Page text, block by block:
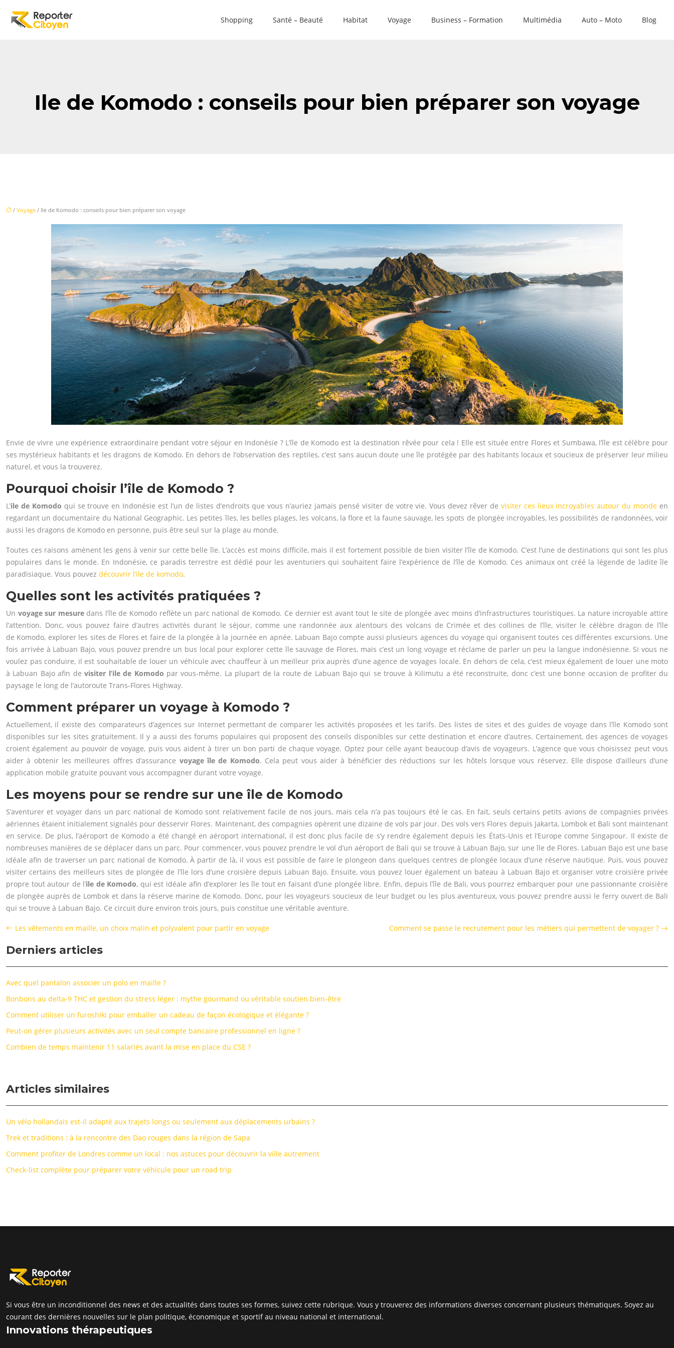
Shopping Santé – Beauté Habitat Voyage Business – Formation Multimédia Auto – Moto Blog
Ile de Komodo : conseils pour bien préparer son voyage
/ Voyage / Ile de Komodo : conseils pour bien préparer son voyage
Envie de vivre une expérience extraordinaire pendant votre séjour en Indonésie ? L’île de Komodo est la destination rêvée pour cela ! Elle est située entre Flores et Sumbawa, l’île est célèbre pour
ses mystérieux habitants et les dragons de Komodo. En dehors de l’observation des reptiles, c’est sans aucun doute une île protégée par des habitants locaux et soucieux de préserver leur milieu
naturel, et vous la trouverez.
Pourquoi choisir l’île de Komodo ?
L’ile de Komodo qui se trouve en Indonésie est l’un de listes d’endroits que vous n’auriez jamais pensé visiter de votre vie. Vous devez rêver de visiter ces lieux incroyables autour du monde en
regardant un documentaire du National Geographic. Les petites îles, les belles plages, les volcans, la flore et la faune sauvage, les spots de plongée incroyables, les possibilités de randonnées, voir
aussi les dragons de Komodo en personne, puis être seul sur la plage au monde.
Toutes ces raisons amènent les gens à venir sur cette belle île. L’accès est moins difficile, mais il est fortement possible de bien visiter l’île de Komodo. C’est l’une de destinations qui sont les plus
populaires dans le monde. En Indonésie, ce paradis terrestre est dédié pour les aventuriers qui souhaitent faire l’expérience de l’île de Komodo. Ces animaux ont créé la légende de ladite île
paradisiaque. Vous pouvez découvrir l’ile de komodo.
Quelles sont les activités pratiquées ?
Un voyage sur mesuredans l’île de Komodo reflète un parc national de Komodo. Ce dernier est avant tout le site de plongée avec moins d’infrastructures touristiques. La nature incroyable attire
l’attention. Donc, vous pouvez faire d’autres activités durant le séjour, comme une randonnée aux alentours des volcans de Crimée et des collines de l’île, visiter le célèbre dragon de l’île
de Komodo, explorer les sites de Flores et faire de la plongée à la journée en apnée. Labuan Bajo compte aussi plusieurs agences du voyage qui organisent toutes ces différentes excursions. Une
fois arrivée à Labuan Bajo, vous pouvez prendre un bus local pour explorer cette île sauvage de Flores, mais c’est un long voyage et réclame de parler un peu la langue indonésienne. Si vous ne
voulez pas conduire, il est souhaitable de louer un véhicule avec chauffeur à un meilleur prix auprès d’une agence de voyages locale. En dehors de cela, c’est mieux également de louer une moto
à Labuan Bajo afin devisiter l’ile de Komodo par vous-même. La plupart de la route de Labuan Bajo qui se trouve à Kilimutu a été reconstruite, donc c’est une bonne occasion de profiter du
paysage le long de l’autoroute Trans-Flores Highway.
Comment préparer un voyage à Komodo ?
Actuellement, il existe des comparateurs d’agences sur Internet permettant de comparer les activités proposées et les tarifs. Des listes de sites et des guides de voyage dans l’île Komodo sont
disponibles sur les sites gratuitement. Il y a aussi des forums populaires qui proposent des conseils disponibles sur cette destination et encore d’autres. Certainement, des agences de voyages
croient également au pouvoir de voyage, puis vous aident à tirer un bon parti de chaque voyage. Optez pour celle ayant beaucoup d’avis de voyageurs. L’agence que vous choisissez peut vous
aider à obtenir les meilleures offres d’assurance voyage île de Komodo. Cela peut vous aider à bénéficier des réductions sur les hôtels lorsque vous réservez. Elle dispose d’ailleurs d’une
application mobile gratuite pouvant vous accompagner durant votre voyage.
Les moyens pour se rendre sur une île de Komodo
S’aventurer et voyager dans un parc national de Komodo sont relativement facile de nos jours, mais cela n’a pas toujours été le cas. En fait, seuls certains petits avions de compagnies privées
aériennes étaient initialement signalés pour desservir Flores. Maintenant, des compagnies opèrent une dizaine de vols par jour. Des vols vers Flores depuis Jakarta, Lombok et Bali sont maintenant
en service. De plus, l’aéroport de Komodo a été changé en aéroport international, il est donc plus facile de s’y rendre également depuis les États-Unis et l’Europe comme Singapour. Il existe de
nombreuses manières de se déplacer dans un parc. Pour commencer, vous pouvez prendre le vol d’un aéroport de Bali qui se trouve à Labuan Bajo, sur une île de Flores. Labuan Bajo est une base
idéale afin de traverser un parc national de Komodo. À partir de là, il vous est possible de faire le plongeon dans quelques centres de plongée locaux d’une réserve nautique. Puis, vous pouvez
visiter certains des meilleurs sites de plongée de l’île lors d’une croisière depuis Labuan Bajo. Ensuite, vous pouvez louer également un bateau à Labuan Bajo et organiser votre croisière privée
propre tout autour de l’ile de Komodo, qui est idéale afin d’explorer les île tout en faisant d’une plongée libre. Enfin, depuis l’île de Bali, vous pourrez embarquer pour une passionnante croisière
de plongée auprès de Lombok et dans la réserve marine de Komodo. Donc, pour les voyageurs soucieux de leur budget ou les plus aventureux, vous pouvez prendre aussi le ferry ouvert de Bali
qui se trouve à Labuan Bajo. Ce circuit dure environ trois jours, puis constitue une véritable aventure.
Les vêtements en maille, un choix malin et polyvalent pour partir en voyage Comment se passe le recrutement pour les métiers qui permettent de voyager ?
Derniers articles
Avec quel pantalon associer un polo en maille ?
Bonbons au delta-9 THC et gestion du stress léger : mythe gourmand ou véritable soutien bien-être
Comment utiliser un furoshiki pour emballer un cadeau de façon écologique et élégante ?
Peut-on gérer plusieurs activités avec un seul compte bancaire professionnel en ligne ?
Combien de temps maintenir 11 salariés avant la mise en place du CSE ?
Articles similaires
Un vélo hollandais est-il adapté aux trajets longs ou seulement aux déplacements urbains ?
Trek et traditions : à la rencontre des Dao rouges dans la région de Sapa
Comment profiter de Londres comme un local : nos astuces pour découvrir la ville autrement
Check-list complète pour préparer votre véhicule pour un road trip
Si vous être un inconditionnel des news et des actualités dans toutes ses formes, suivez cette rubrique. Vous y trouverez des informations diverses concernant plusieurs thématiques. Soyez au
courant des dernières nouvelles sur le plan politique, économique et sportif au niveau national et international.
Innovations thérapeutiques